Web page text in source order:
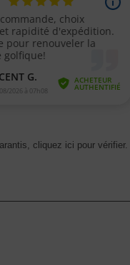
cliquez ici pour vérifier.